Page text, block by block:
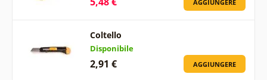
AGGIUNGERE
Coltello
Disponibile
2,91 € AGGIUNGERE